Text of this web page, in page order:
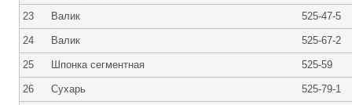
23 Валик 525-47-5
24 Валик 525-67-2
25 Шпонка сегментная 525-59
26 Сухарь 525-79-1